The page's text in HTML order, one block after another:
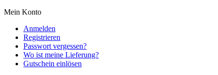
Mein Konto
Anmelden
Registrieren
Passwort vergessen?
Wo ist meine Lieferung?
Gutschein einlösen